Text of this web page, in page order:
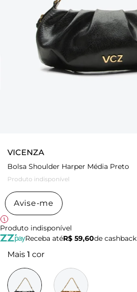
VICENZA
Bolsa Shoulder Harper Média Preto
Produto indisponível
Avise-me
Produto indisponível
Receba atéR$ 59,60de cashback
Mais 1 cor